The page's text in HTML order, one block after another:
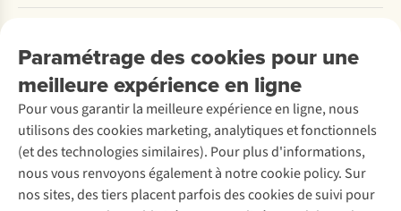
Paramétrage des cookies pour une
meilleure expérience en ligne
Pour vous garantir la meilleure expérience en ligne, nous
utilisons des cookies marketing, analytiques et fonctionnels
(et des technologies similaires). Pour plus d'informations,
nous vous renvoyons également à notre cookie policy. Sur
nos sites, des tiers placent parfois des cookies de suivi pour
Payer
Retourner
Rétractation d'une commande
Entretien & réparations
Garantie
Contactez-nous
Entreprise responsable
À propos d’Ayacucho
Nos magasins
À propos d’A.S.Adventure
Déclaration d'accessibilité
Location / Location sports d’hiver
Seconde-main
Entretien de ski
Service de lavage
Entretien de chaussures
Réparation de chaussures
Réparation de vêtements
Découvrez
A.S.Magazine
Explore Camp
Gear Check
Expertise & conseils
Abonnez-vous à la newsletter